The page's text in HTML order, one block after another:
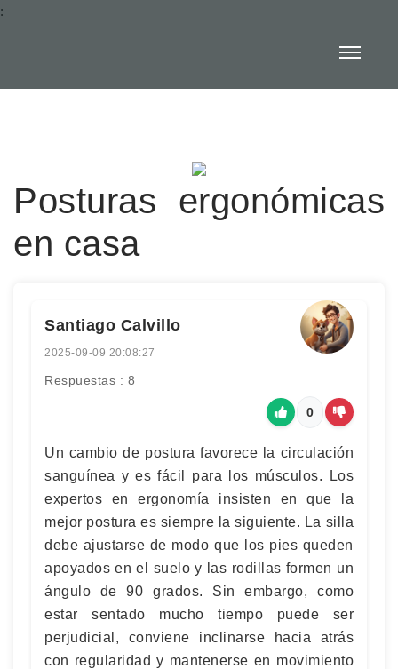
:
Posturas ergonómicas
en casa
Santiago Calvillo
2025-09-09 20:08:27
Respuestas : 8
0
Un cambio de postura favorece la circulación
sanguínea y es fácil para los músculos. Los
expertos en ergonomía insisten en que la
mejor postura es siempre la siguiente. La silla
debe ajustarse de modo que los pies queden
apoyados en el suelo y las rodillas formen un
ángulo de 90 grados. Sin embargo, como
estar sentado mucho tiempo puede ser
perjudicial, conviene inclinarse hacia atrás
con regularidad y mantenerse en movimiento